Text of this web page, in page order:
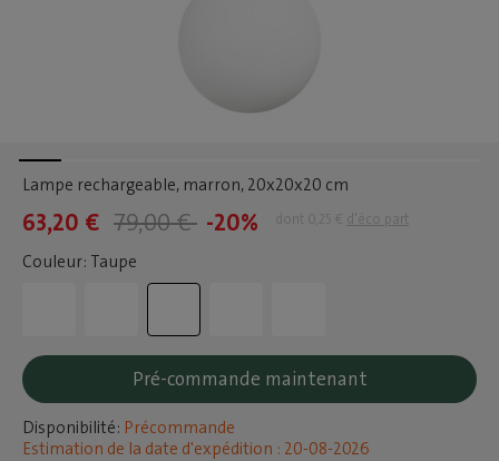
Lampe rechargeable, marron, 20x20x20 cm
63,20 € 79,00 € -20% dont 0,25 € d'éco part
Couleur: Taupe
Pré-commande maintenant
Disponibilité: Précommande
Estimation de la date d'expédition : 20-08-2026